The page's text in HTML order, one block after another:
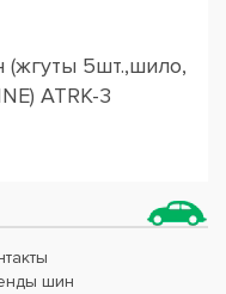
5шт.,шило,
ATRK-3
шин